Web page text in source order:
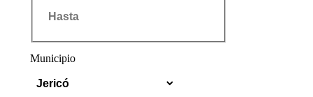
Municipio